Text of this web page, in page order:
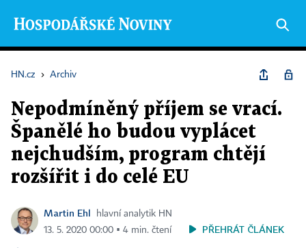
HN.cz › Archiv
Nepodmíněný příjem se vrací.
Španělé ho budou vyplácet
nejchudším, program chtějí
rozšířit i do celé EU
Martin Ehl
hlavní analytik HN
13. 5. 2020 00:00 ▪ 4 min. čtení
PŘEHRÁT ČLÁNEK